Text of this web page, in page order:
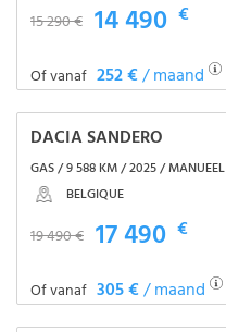
15 290 € 14 490 €
Of vanaf 252 €/ maand
DACIA SANDERO
GAS / 9 588 KM / 2025 / MANUEEL
BELGIQUE
19 490 € 17 490 €
Of vanaf 305 €/ maand